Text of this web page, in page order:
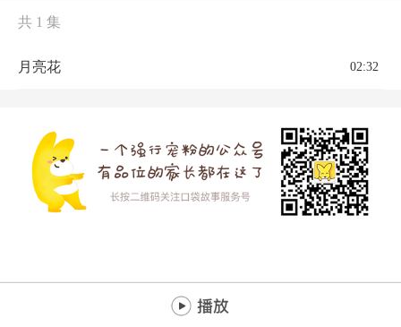
共 1 集
月亮花 02:32